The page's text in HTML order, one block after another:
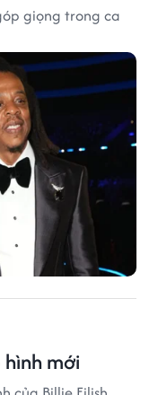
giọng trong ca
hình mới